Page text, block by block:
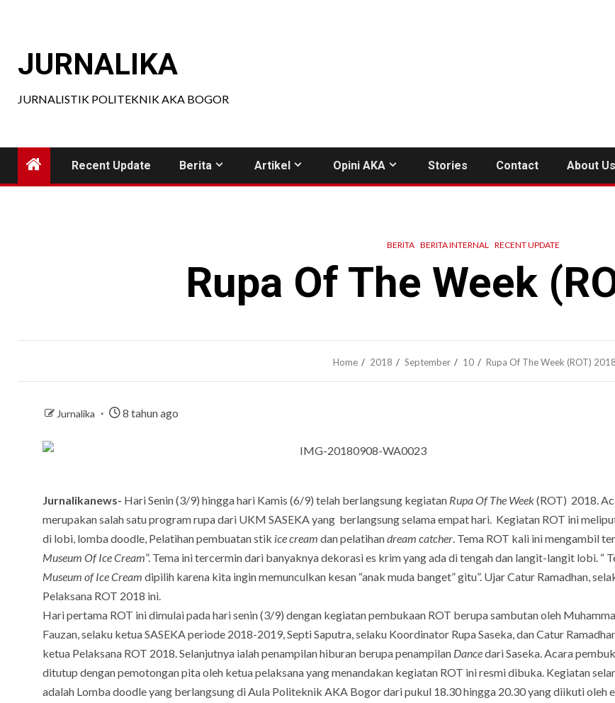
JURNALIKA
JURNALISTIK POLITEKNIK AKA BOGOR
Recent Update Berita Artikel Opini AKA Stories Contact About Us
BERITA BERITA INTERNAL RECENT UPDATE
Rupa Of The Week
Home 2018 September 10 Rupa Of The Week (ROT) 2018
Jurnalika 8 tahun ago
Jurnalikanews- Hari Senin (3/9) hingga hari Kamis (6/9) telah berlangsung kegiatan Rupa Of The Week(ROT) 2018.
merupakan salah satu program rupa dari UKM SASEKA yang berlangsung selama empat hari. Kegiatan ROT ini
di lobi, lomba doodle, Pelatihan pembuatan stik ice cream dan pelatihandream catcher. Tema ROT kali ini mengambil
Museum Of Ice Cream”. Tema ini tercermin dari banyaknya dekorasi es krim yang ada di tengah dan langit-langit lobi. “
Museum of Ice Cream dipilih karena kita ingin memunculkan kesan “anak muda banget” gitu”. Ujar Catur Ramadhan,
Pelaksana ROT 2018 ini.
Hari pertama ROT ini dimulai pada hari senin (3/9) dengan kegiatan pembukaan ROT berupa sambutan oleh
Fauzan, selaku ketua SASEKA periode 2018-2019, Septi Saputra, selaku Koordinator Rupa Saseka, dan Catur
ketua Pelaksana ROT 2018. Selanjutnya ialah penampilan hiburan berupa penampilan Dancedari Saseka. Acara
ditutup dengan pemotongan pita oleh ketua pelaksana yang menandakan kegiatan ROT ini resmi dibuka. Kegiatan
adalah Lomba doodle yang berlangsung di Aula Politeknik AKA Bogor dari pukul 18.30 hingga 20.30 yang diikuti oleh